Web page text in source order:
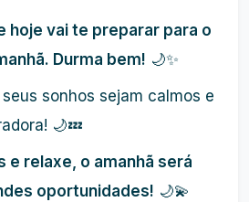
hoje vai te preparar para o
Durma bem! 🌙✨
seus sonhos sejam calmos e
🌙💤
e relaxe, o amanhã será
oportunidades! 🌙💫